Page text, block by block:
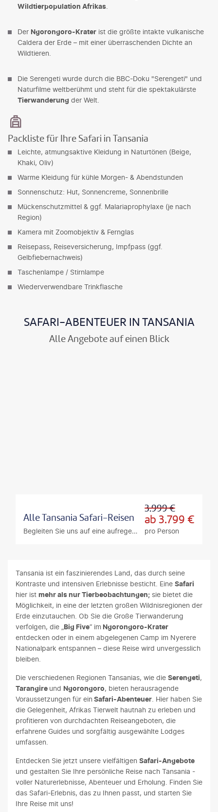
Wildtierpopulation Afrikas
Der Ngorongoro-Krater ist die größte intakte vulkanische
Caldera der Erde – mit einer überraschenden Dichte an
Wildtieren.
Die Serengeti wurde durch die BBC-Doku "Serengeti" und
Naturfilme weltberühmt und steht für die spektakulärste
Tierwanderung der Welt.
Packliste für Ihre Safari in Tansania
Leichte, atmungsaktive Kleidung in Naturtönen (Beige,
Khaki, Oliv)
Warme Kleidung für kühle Morgen- & Abendstunden
Sonnenschutz: Hut, Sonnencreme, Sonnenbrille
Mückenschutzmittel & ggf. Malariaprophylaxe (je nach
Region)
Kamera mit Zoomobjektiv & Fernglas
Reisepass, Reiseversicherung, Impfpass (ggf.
Gelbfiebernachweis)
Taschenlampe / Stirnlampe
Wiederverwendbare Trinkflasche
SAFARI-ABENTEUER IN TANSANIA
Alle Angebote auf einen Blick
Alle Tansania Safari-Reisen
Begleiten Sie uns auf eine aufregende Safari
3.999€
ab3.799 €
pro Person
Tansania ist ein faszinierendes Land, das durch seine
Kontraste und intensiven Erlebnisse besticht. Eine Safari
hier ist mehr als nur Tierbeobachtungen; sie bietet die
Möglichkeit, in eine der letzten großen Wildnisregionen der
Erde einzutauchen. Ob Sie die Große Tierwanderung
verfolgen, die „Big Five“ im Ngorongoro-Krater
entdecken oder in einem abgelegenen Camp im Nyerere
Nationalpark entspannen – diese Reise wird unvergesslich
bleiben.
Die verschiedenen Regionen Tansanias, wie die Serengeti,
Tarangire und Ngorongoro, bieten herausragende
Voraussetzungen für ein Safari-Abenteuer . Hier haben Sie
die Gelegenheit, Afrikas Tierwelt hautnah zu erleben und
profitieren von durchdachten Reiseangeboten, die
erfahrene Guides und sorgfältig ausgewählte Lodges
umfassen.
Entdecken Sie jetzt unsere vielfältigen Safari-Angebote
und gestalten Sie Ihre persönliche Reise nach Tansania -
voller Naturerlebnisse, Abenteuer und Erholung. Finden Sie
das Safari-Erlebnis, das zu Ihnen passt, und starten Sie
Ihre Reise mit uns!